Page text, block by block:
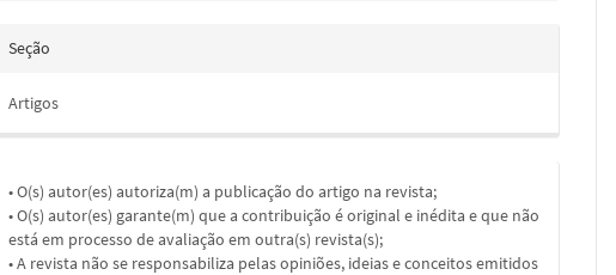
Seção
Artigos
• O(s) autor(es) autoriza(m) a publicação do artigo na revista;
• O(s) autor(es) garante(m) que a contribuição é original e inédita e que não
está em processo de avaliação em outra(s) revista(s);
• A revista não se responsabiliza pelas opiniões, ideias e conceitos emitidos